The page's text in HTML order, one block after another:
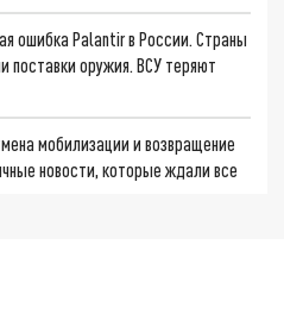
ошибка Palantir в России. Страны
поставки оружия. ВСУ теряют
мобилизации и возвращение
новости, которые ждали все